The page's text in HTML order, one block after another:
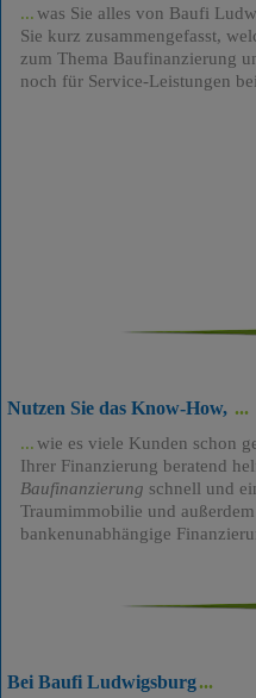
was Sie alles von Baufi
Sie kurz zusammengefasst,
zum Thema Baufinanzierung
noch für Service-Leistungen
Nutzen Sie das Know-How,
wie es viele Kunden schon
Ihrer Finanzierung beratend
Baufinanzierung schnell und
Traumimmobilie und
bankenunabhängige
Bei Baufi Ludwigsburg